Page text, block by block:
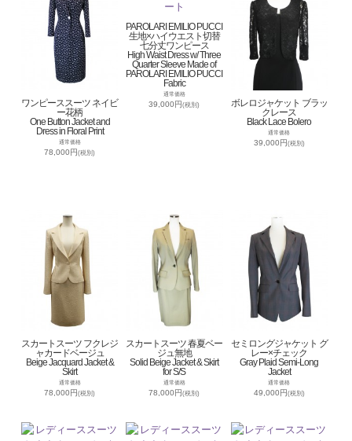
ワンピーススーツ ネイビ
ー花柄
One Button Jacket and
Dress in Floral Print
通常価格
78,000円(税別)
PAROLARI EMILIO PUCCI
生地×ハイウエスト切替
七分丈ワンピース
High Waist Dress w/ Three
Quarter Sleeve Made of
PAROLARI EMILIO PUCCI
Fabric
通常価格
39,000円(税別)
ボレロジャケット ブラッ
クレース
Black Lace Bolero
通常価格
39,000円(税別)
スカートスーツ フクレジ
ャカードベージュ
Beige Jacquard Jacket &
Skirt
通常価格
78,000円(税別)
スカートスーツ 春夏ベー
ジュ無地
Solid Beige Jacket & Skirt
for S/S
通常価格
78,000円(税別)
セミロングジャケット グ
レー×チェック
Gray Plaid Semi-Long
Jacket
通常価格
49,000円(税別)